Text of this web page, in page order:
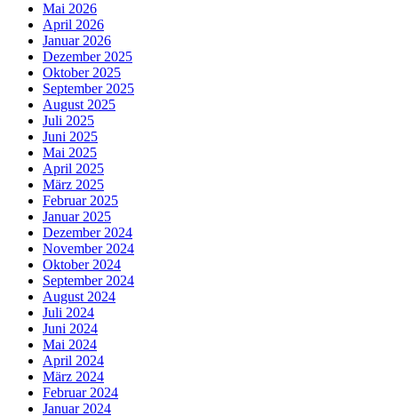
Mai 2026
April 2026
Januar 2026
Dezember 2025
Oktober 2025
September 2025
August 2025
Juli 2025
Juni 2025
Mai 2025
April 2025
März 2025
Februar 2025
Januar 2025
Dezember 2024
November 2024
Oktober 2024
September 2024
August 2024
Juli 2024
Juni 2024
Mai 2024
April 2024
März 2024
Februar 2024
Januar 2024